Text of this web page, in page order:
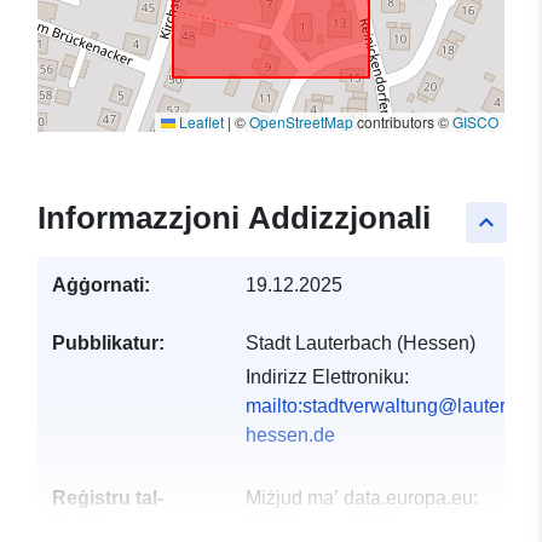
Leaflet | ©OpenStreetMapcontributors ©GISCO
keyboard_arrow_up
Informazzjoni Addizzjonali
Aġġornati: 19.12.2025
Pubblikatur:
Stadt Lauterbach (Hessen)
Indirizz Elettroniku:
hessen.de
Reġistru tal-
Miżjud ma’ data.europa.eu: